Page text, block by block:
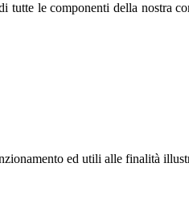
le componenti della nostra
ed utili alle finalità